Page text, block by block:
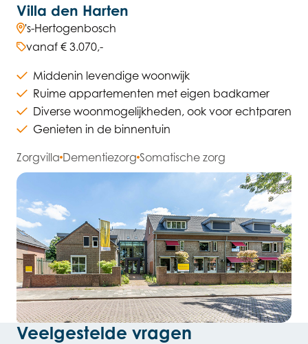
Villa den Harten
's-Hertogenbosch
vanaf € 3.070,-
Middenin levendige woonwijk
Ruime appartementen met eigen badkamer
Diverse woonmogelijkheden, ook voor echtparen
Genieten in de binnentuin
Zorgvilla Dementiezorg Somatische zorg
Veelgestelde vragen